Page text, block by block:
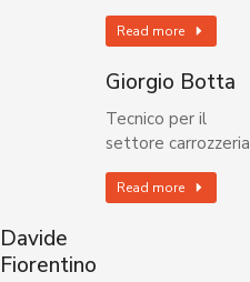
Read more
Giorgio Botta
Tecnico per il
settore carrozzeria
Read more
Davide
Fiorentino